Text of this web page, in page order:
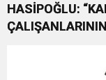
HASİPOĞLU: